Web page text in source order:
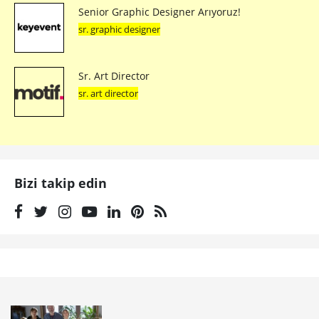
Senior Graphic Designer Arıyoruz!
sr. graphic designer
Sr. Art Director
sr. art director
Bizi takip edin